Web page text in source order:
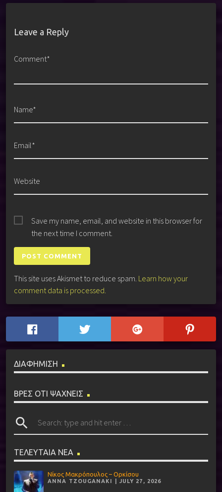
Leave a Reply
Comment*
Name*
Email*
Website
Save my name, email, and website in this browser for
the next time I comment.
This site uses Akismet to reduce spam. Learn how your
comment data is processed.
ΔΙΑΦΗΜΙΣΗ
ΒΡΕΣ ΟΤΙ ΨΑΧΝΕΙΣ
search
ΤΕΛΕΥΤΑΙΑ ΝΕΑ
Νίκος Μακρόπουλος – Ορκίσου
ANNA TZOUGANAKI | JULY 27, 2026